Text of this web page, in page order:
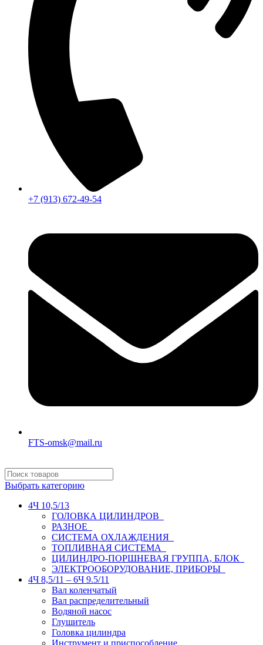
+7 (913) 672-49-54
FTS-omsk@mail.ru
Выбрать категорию
4Ч 10,5/13
ГОЛОВКА ЦИЛИНДРОВ
РАЗНОЕ
СИСТЕМА ОХЛАЖДЕНИЯ
ТОПЛИВНАЯ СИСТЕМА
ЦИЛИНДРО-ПОРШНЕВАЯ ГРУППА, БЛОК
ЭЛЕКТРООБОРУДОВАНИЕ, ПРИБОРЫ
4Ч 8,5/11 – 6Ч 9.5/11
Вал коленчатый
Вал распределительный
Водяной насос
Глушитель
Головка цилиндра